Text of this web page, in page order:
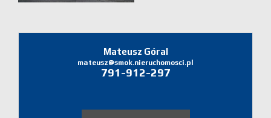
Mateusz Góral
mateusz@smok.nieruchomosci.pl
791-912-297